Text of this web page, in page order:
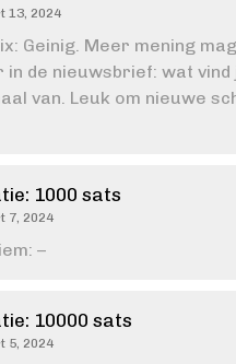
13, 2024
Geinig. Meer mening
in de nieuwsbrief: wat vind
van. Leuk om nieuwe
1000 sats
7, 2024
–
10000 sats
5, 2024